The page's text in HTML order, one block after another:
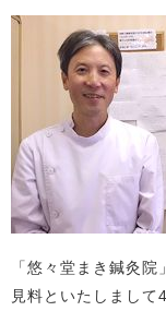
「悠々堂まき鍼灸
見料といたしまして